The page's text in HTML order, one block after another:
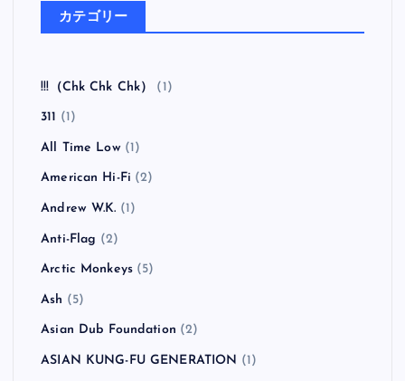
カテゴリー
!!!（Chk Chk Chk） (1)
311 (1)
All Time Low(1)
American Hi-Fi (2)
Andrew W.K. (1)
Anti-Flag (2)
Arctic Monkeys (5)
Ash (5)
Asian Dub Foundation (2)
ASIAN KUNG-FU GENERATION (1)